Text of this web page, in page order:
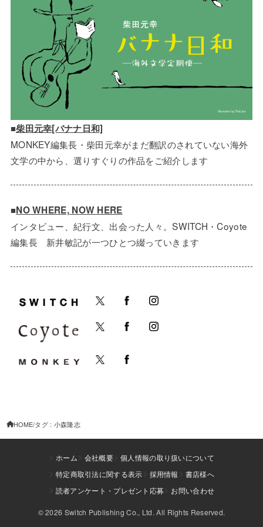
■柴田元幸[バナナ日和]
MONKEY編集長・柴田元幸がまだ翻訳のされていない海外
文学の中から、選りすぐりの作品をご紹介します
■NO WHERE, NOW HERE
インタビュー、紀行文、出会った人々。SWITCH・Coyote
編集長 新井敏記が一つひとつ綴っていきます
HOME タグ : 小森隆志
ホーム 会社概要
個人情報の取り扱いについて
特定商取引法に関する表示
採用情報
書店様へ
読者アンケート・プレゼント応募
お問い合わせ
© 2026 Switch Publishing Co., Ltd. All Rights Reserved.